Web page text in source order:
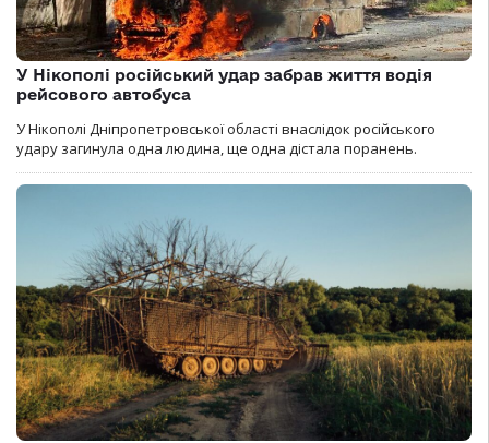
У Нікополі російський удар забрав життя водія
рейсового автобуса
У Нікополі Дніпропетровської області внаслідок російського
удару загинула одна людина, ще одна дістала поранень.